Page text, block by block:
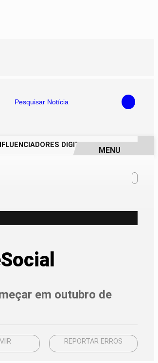
Pesquisar Notícia
DIGITAIS IMPULSIONAM
MENU
em outubro de
REPORTAR ERROS